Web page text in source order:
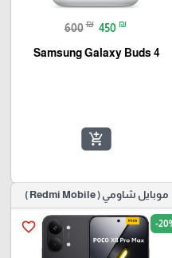
600 ₪ 450 ₪
Samsung Galaxy Buds 4
add_shopping_cart
موبايل شاومي ( Redmi Mobile )
favorite_border -